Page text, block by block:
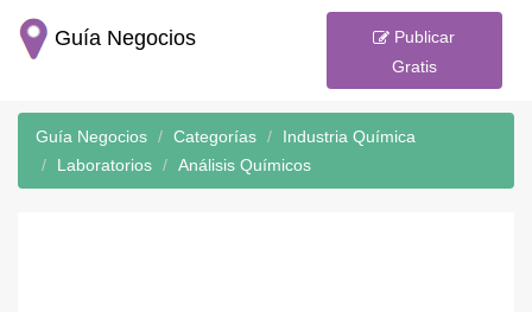
Guía Negocios
Publicar
Gratis
Guía Negocios Categorías
Industria Química
Laboratorios
Análisis Químicos